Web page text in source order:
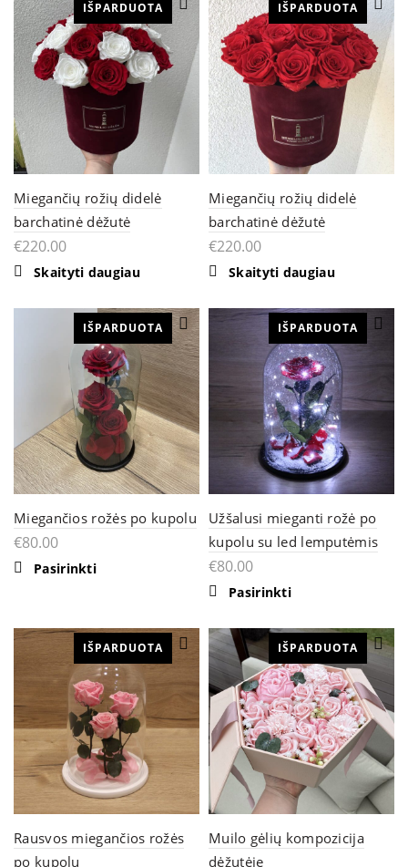
variants.
The
options
may
be
chosen
on
the
product
options
may
be
chosen
on
the
page
IŠPARDUOTA
Miegančių rožių didelė
barchatinė dėžutė
€220.00
Skaityti daugiau
IŠPARDUOTA
Miegančių rožių didelė
barchatinė dėžutė
€220.00
Skaityti daugiau
IŠPARDUOTA
Miegančios rožės po kupolu
€80.00
Pasirinkti
IŠPARDUOTA
Užšalusi mieganti rožė po
kupolu su led lemputėmis
€80.00
Pasirinkti
IŠPARDUOTA
Rausvos miegančios rožės
po kupolu
IŠPARDUOTA
Muilo gėlių kompozicija
dėžutėje